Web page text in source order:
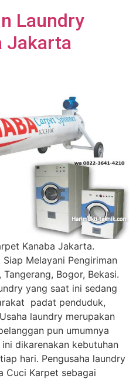
Laundry
Jakarta
Kanaba Jakarta.
Melayani Pengiriman
Bogor, Bekasi.
yang saat ini sedang
padat penduduk,
laundry merupakan
pun umumnya
dikarenakan kebutuhan
hari. Pengusaha laundry
Cuci Karpet sebagai